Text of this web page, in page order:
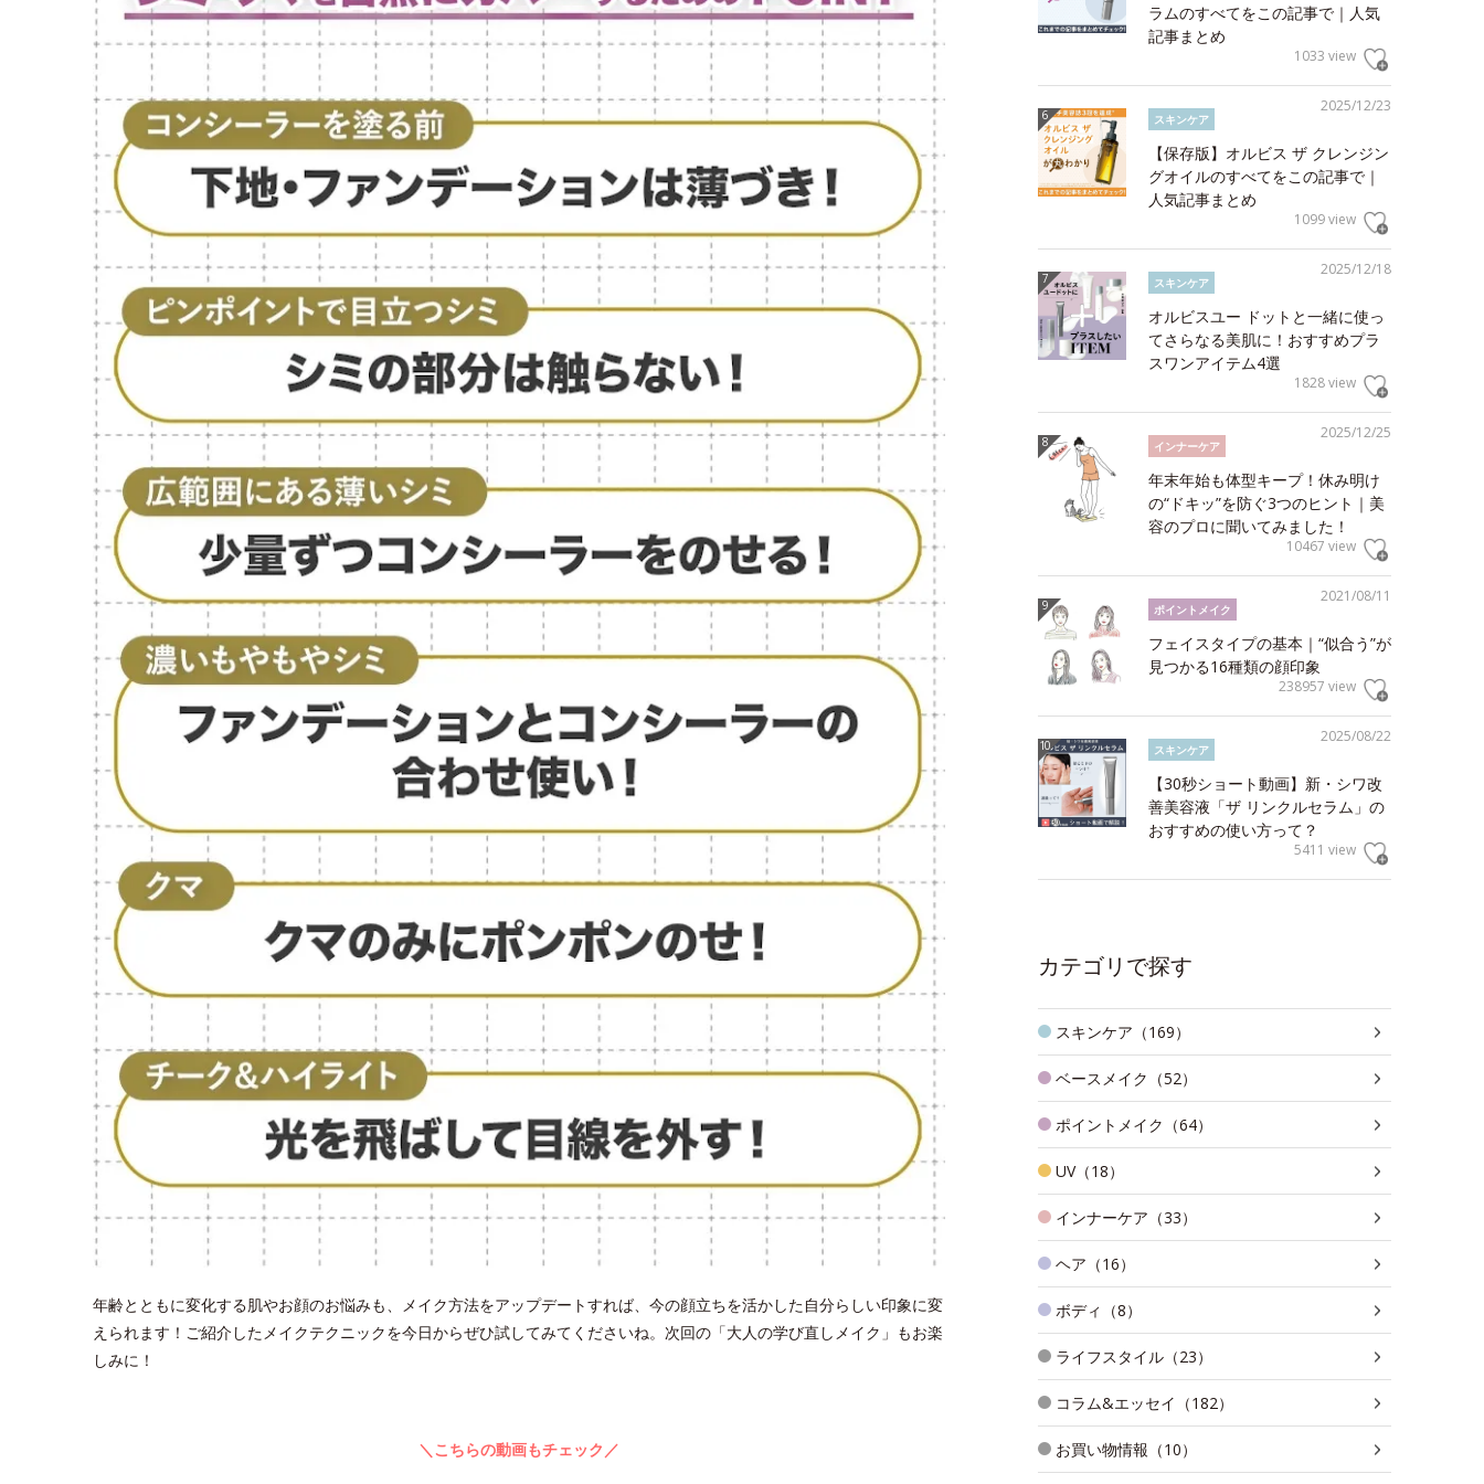
年齢とともに変化する肌やお顔のお悩みも、メイク方法をアップデートすれば、今の顔立ちを活かした自分らしい印象に変
えられます！ご紹介したメイクテクニックを今日からぜひ試してみてくださいね。次回の「大人の学び直しメイク」もお楽
しみに！
＼こちらの動画もチェック／
ラムのすべてをこの記事で｜人気
記事まとめ
1033 view
2025/12/23
スキンケア
【保存版】オルビス ザ クレンジン
グオイルのすべてをこの記事で｜
人気記事まとめ
1099 view
2025/12/18
スキンケア
オルビスユー ドットと一緒に使っ
てさらなる美肌に！おすすめプラ
スワンアイテム4選
1828 view
2025/12/25
インナーケア
年末年始も体型キープ！休み明け
の“ドキッ”を防ぐ3つのヒント｜美
容のプロに聞いてみました！
10467 view
2021/08/11
ポイントメイク
フェイスタイプの基本｜“似合う”が
見つかる16種類の顔印象
238957 view
2025/08/22
スキンケア
【30秒ショート動画】新・シワ改
善美容液「ザ リンクルセラム」の
おすすめの使い方って？
5411 view
カテゴリで探す
スキンケア（169）
ベースメイク（52）
ポイントメイク（64）
UV（18）
インナーケア（33）
ヘア（16）
ボディ（8）
ライフスタイル（23）
コラム&エッセイ（182）
お買い物情報（10）